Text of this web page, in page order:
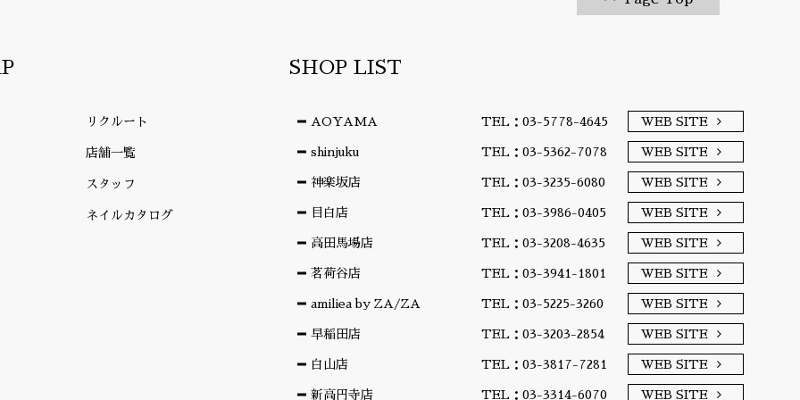
リクルート
店舗一覧
スタッフ
ネイルカタログ
SHOP LIST
AOYAMA TEL：03-5778-4645 WEB SITE
shinjuku TEL：03-5362-7078 WEB SITE
神楽坂店 TEL：03-3235-6080 WEB SITE
目白店 TEL：03-3986-0405 WEB SITE
高田馬場店 TEL：03-3208-4635 WEB SITE
茗荷谷店 TEL：03-3941-1801 WEB SITE
amiliea by ZA/ZA TEL：03-5225-3260 WEB SITE
早稲田店 TEL：03-3203-2854 WEB SITE
白山店 TEL：03-3817-7281 WEB SITE
新高円寺店 TEL：03-3314-6070 WEB SITE